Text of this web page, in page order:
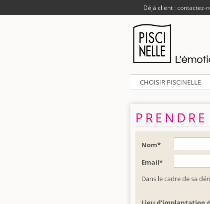
Déjà client : contactez-
CHOISIR PISCINELLE
Nom*
Email*
Dans le cadre de sa